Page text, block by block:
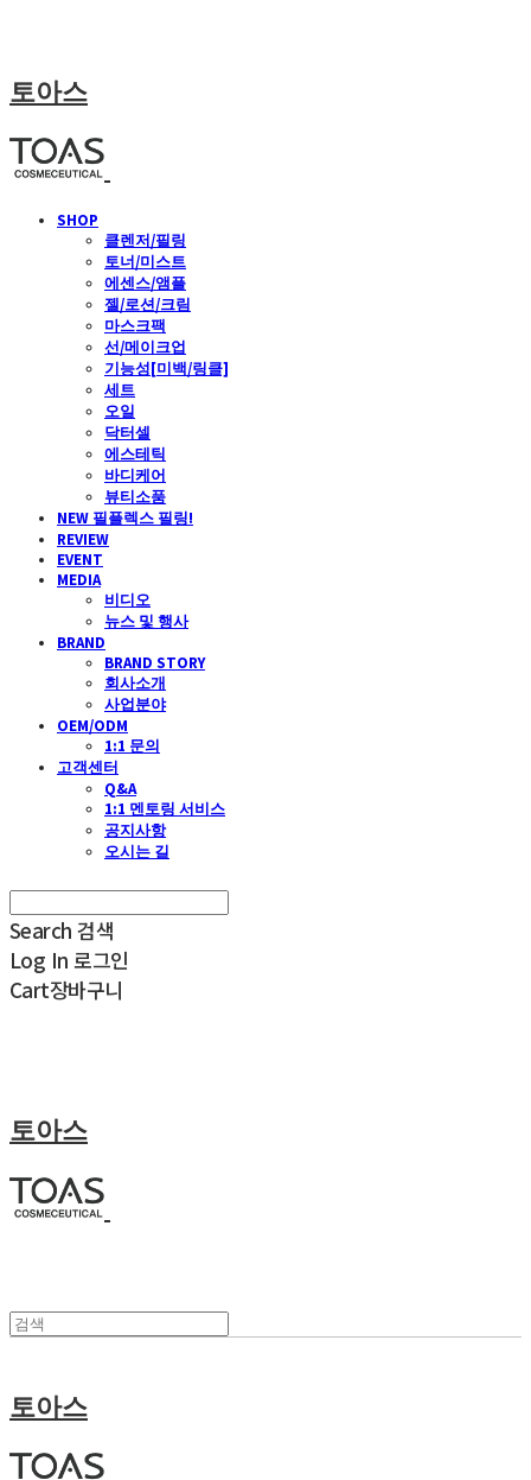
토아스
SHOP
클렌저/필링
토너/미스트
에센스/앰플
젤/로션/크림
마스크팩
선/메이크업
기능성[미백/링클]
세트
오일
닥터셀
에스테틱
바디케어
뷰티소품
NEW 필플렉스 필링!
REVIEW
EVENT
MEDIA
비디오
뉴스 및 행사
BRAND
BRAND STORY
회사소개
사업분야
OEM/ODM
1:1 문의
고객센터
Q&A
1:1 멘토링 서비스
공지사항
오시는 길
Search 검색
Log In 로그인
Cart장바구니
토아스
토아스